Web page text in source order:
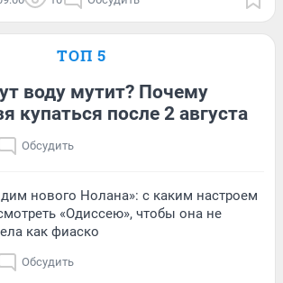
ТОП 5
воду мутит? Почему
купаться после 2 августа
Обсудить
нового Нолана»: с каким настроем
«Одиссею», чтобы она не
как фиаско
Обсудить